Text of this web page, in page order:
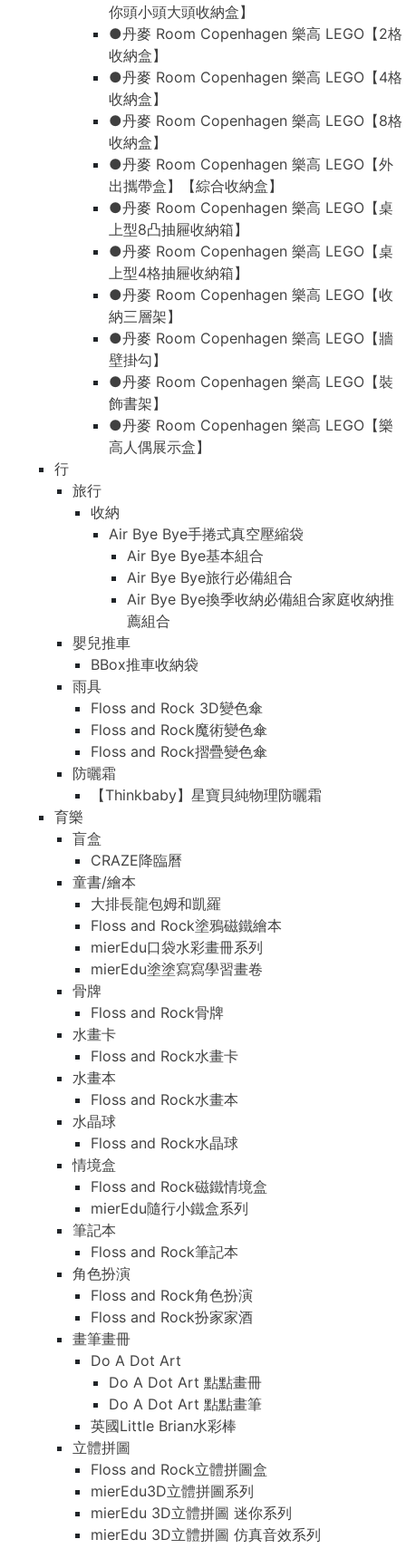
你頭小頭大頭收納盒】
●丹麥 Room Copenhagen 樂高 LEGO【2格
收納盒】
●丹麥 Room Copenhagen 樂高 LEGO【4格
收納盒】
●丹麥 Room Copenhagen 樂高 LEGO【8格
收納盒】
●丹麥 Room Copenhagen 樂高 LEGO【外
出攜帶盒】【綜合收納盒】
●丹麥 Room Copenhagen 樂高 LEGO【桌
上型8凸抽屜收納箱】
●丹麥 Room Copenhagen 樂高 LEGO【桌
上型4格抽屜收納箱】
●丹麥 Room Copenhagen 樂高 LEGO【收
納三層架】
●丹麥 Room Copenhagen 樂高 LEGO【牆
壁掛勾】
●丹麥 Room Copenhagen 樂高 LEGO【裝
飾書架】
●丹麥 Room Copenhagen 樂高 LEGO【樂
高人偶展示盒】
行
旅行
收納
Air Bye Bye手捲式真空壓縮袋
Air Bye Bye基本組合
Air Bye Bye旅行必備組合
Air Bye Bye換季收納必備組合家庭收納推
薦組合
嬰兒推車
BBox推車收納袋
雨具
Floss and Rock 3D變色傘
Floss and Rock魔術變色傘
Floss and Rock摺疊變色傘
防曬霜
【Thinkbaby】星寶貝純物理防曬霜
育樂
盲盒
CRAZE降臨曆
童書/繪本
大排長龍包姆和凱羅
Floss and Rock塗鴉磁鐵繪本
mierEdu口袋水彩畫冊系列
mierEdu塗塗寫寫學習畫卷
骨牌
Floss and Rock骨牌
水畫卡
Floss and Rock水畫卡
水畫本
Floss and Rock水畫本
水晶球
Floss and Rock水晶球
情境盒
Floss and Rock磁鐵情境盒
mierEdu隨行小鐵盒系列
筆記本
Floss and Rock筆記本
角色扮演
Floss and Rock角色扮演
Floss and Rock扮家家酒
畫筆畫冊
Do A Dot Art
Do A Dot Art 點點畫冊
Do A Dot Art 點點畫筆
英國Little Brian水彩棒
立體拼圖
Floss and Rock立體拼圖盒
mierEdu3D立體拼圖系列
mierEdu 3D立體拼圖 迷你系列
mierEdu 3D立體拼圖 仿真音效系列